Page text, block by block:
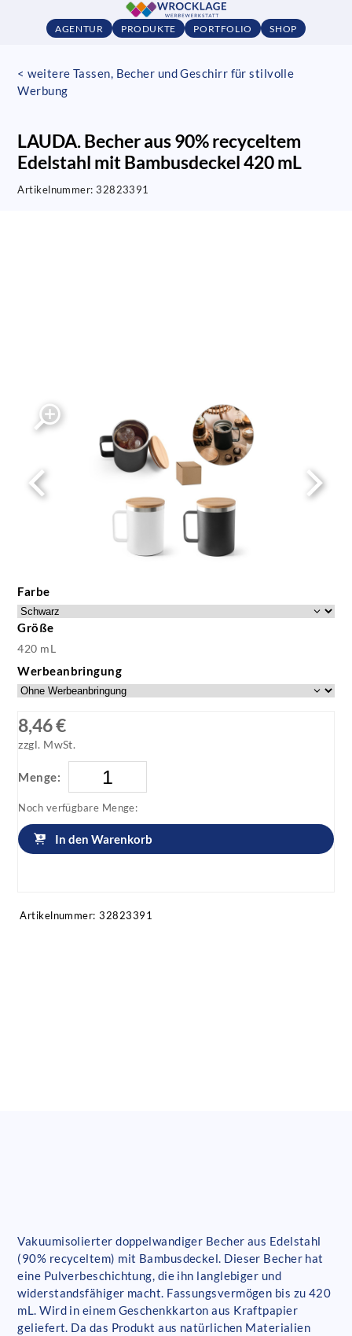
AGENTUR PRODUKTE PORTFOLIO SHOP
< weitere Tassen, Becher und Geschirr für stilvolle
Werbung
LAUDA. Becher aus 90% recyceltem
Edelstahl mit Bambusdeckel 420 mL
Artikelnummer:32823391
Farbe
Größe
420 mL
Werbeanbringung
8,46 €
zzgl. MwSt.
Menge:
Noch verfügbare Menge:
In den Warenkorb
Artikelnummer: 32823391
Vakuumisolierter doppelwandiger Becher aus Edelstahl
(90% recyceltem) mit Bambusdeckel. Dieser Becher hat
eine Pulverbeschichtung, die ihn langlebiger und
widerstandsfähiger macht. Fassungsvermögen bis zu 420
mL. Wird in einem Geschenkkarton aus Kraftpapier
geliefert. Da das Produkt aus natürlichen Materialien